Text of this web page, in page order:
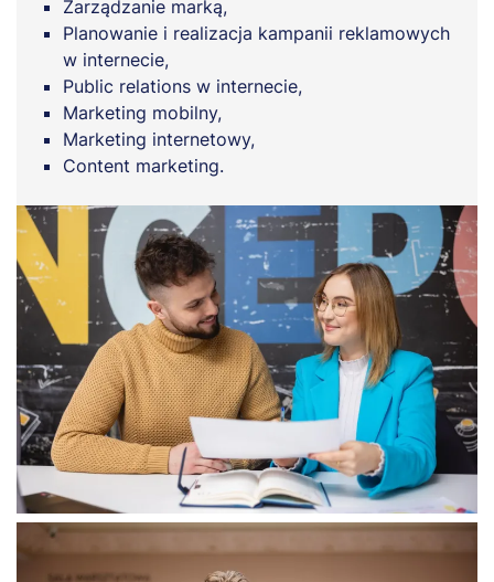
Zarządzanie marką,
Planowanie i realizacja kampanii reklamowych
w internecie,
Public relations w internecie,
Marketing mobilny,
Marketing internetowy,
Content marketing.